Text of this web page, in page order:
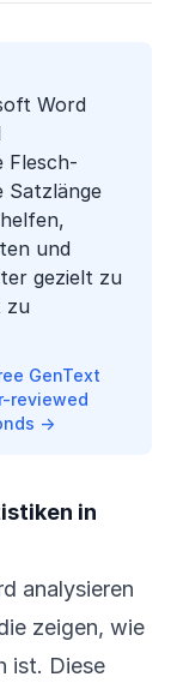
Word
Flesch-
Satzlänge
und
gezielt zu
zu
GenText
reviewed
→
in
analysieren
zeigen, wie
ist. Diese